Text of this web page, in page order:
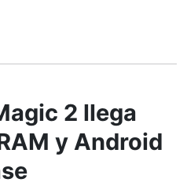
2 llega
y Android